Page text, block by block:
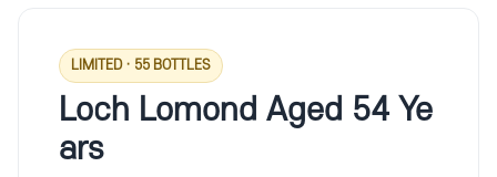
LIMITED · 55 BOTTLES
Loch Lomond Aged 54 Ye
ars